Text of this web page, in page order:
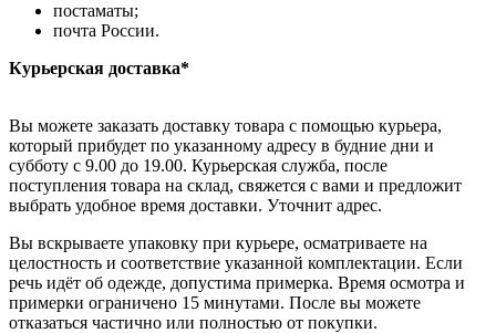
постаматы;
почта России.
Курьерская доставка*
Вы можете заказать доставку товара с помощью курьера,
который прибудет по указанному адресу в будние дни и
субботу с 9.00 до 19.00. Курьерская служба, после
поступления товара на склад, свяжется с вами и предложит
выбрать удобное время доставки. Уточнит адрес.
Вы вскрываете упаковку при курьере, осматриваете на
целостность и соответствие указанной комплектации. Если
речь идёт об одежде, допустима примерка. Время осмотра и
примерки ограничено 15 минутами. После вы можете
отказаться частично или полностью от покупки.